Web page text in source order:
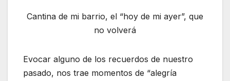
Cantina de mi barrio, el “hoy de mi ayer”, que
no volverá
Evocar alguno de los recuerdos de nuestro
pasado, nos trae momentos de “alegría